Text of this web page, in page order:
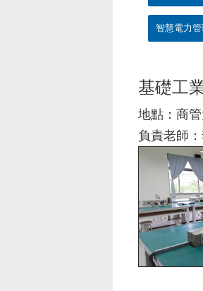
智慧電力
基礎工
地點：商
負責老